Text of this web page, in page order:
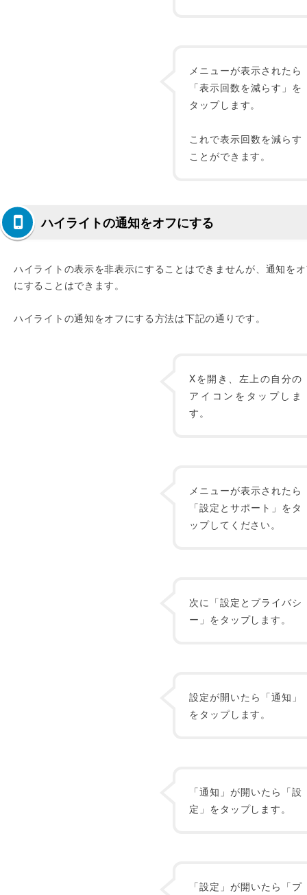
メニューが表示されたら
「表示回数を減らす」を
タップします。
これで表示回数を減らす
ことができます。
ハイライトの通知をオフにする
ハイライトの表示を非表示にすることはできませんが、通知を
にすることはできます。
ハイライトの通知をオフにする方法は下記の通りです。
Xを開き、左上の自分の
アイコンをタップしま
す。
メニューが表示されたら
「設定とサポート」をタ
ップしてください。
次に「設定とプライバシ
ー」をタップします。
設定が開いたら「通知」
をタップします。
「通知」が開いたら「設
定」をタップします。
「設定」が開いたら「プ